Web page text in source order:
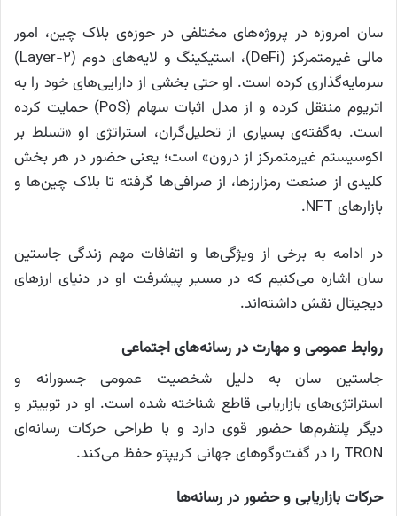
سان امروزه در پروژه‌های مختلفی در حوزه‌ی بلاک چین، امور
مالی غیرمتمرکز (DeFi)، استیکینگ و لایه‌های دوم (Layer-2)
سرمایه‌گذاری کرده است. او حتی بخشی از دارایی‌های خود را به
اتریوم منتقل کرده و از مدل اثبات سهام (PoS) حمایت کرده
است. به‌گفته‌ی بسیاری از تحلیل‌گران، استراتژی او «تسلط بر
اکوسیستم غیرمتمرکز از درون» است؛ یعنی حضور در هر بخش
کلیدی از صنعت رمزارزها، از صرافی‌ها گرفته تا بلاک چین‌ها و
بازارهای NFT.
در ادامه به برخی از ویژگی‌ها و اتفافات مهم زندگی جاستین
سان اشاره می‌کنیم که در مسیر پیشرفت او در دنیای ارزهای
دیجیتال نقش داشته‌اند.
روابط عمومی و مهارت در رسانه‌های اجتماعی
جاستین سان به دلیل شخصیت عمومی جسورانه و
استراتژی‌های بازاریابی قاطع شناخته شده است. او در توییتر و
دیگر پلتفرم‌ها حضور قوی دارد و با طراحی حرکات رسانه‌ای
TRON را در گفت‌وگوهای جهانی کریپتو حفظ می‌کند.
حرکات بازاریابی و حضور در رسانه‌ها